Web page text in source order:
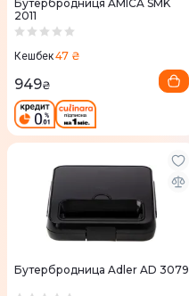
Бутербродниця AMICA SMK
2011
Кешбек47 ₴
949₴
Бутербродница Adler AD 3079